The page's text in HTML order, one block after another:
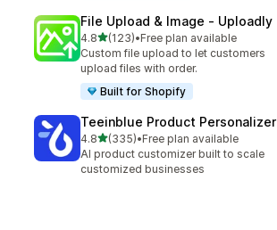
File Upload & Image ‑ Uploadly
4.8滿分 5 顆星
(123)
共有 123 則評價
•Free plan available
Custom file upload to let customers
upload files with order.
Built for Shopify
Teeinblue Product Personalizer
4.8滿分 5 顆星
(335)
共有 335 則評價
•Free plan available
AI product customizer built to scale
customized businesses